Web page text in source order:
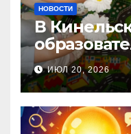
НОВОСТИ
В
прошла
помощи,
семьи,
ИЮЛ 20, 2026